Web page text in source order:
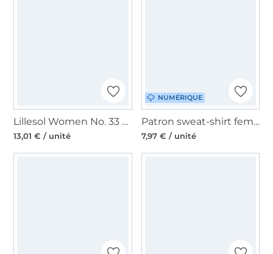
Lillesol Women No. 33 Jacket Sierra Patron en papier
13,01 € / unité
NUMÉRIQUE
Patron sweat-shirt femme pdf Fiesta Lillesol & Pelle, en allemand
7,97 € / unité